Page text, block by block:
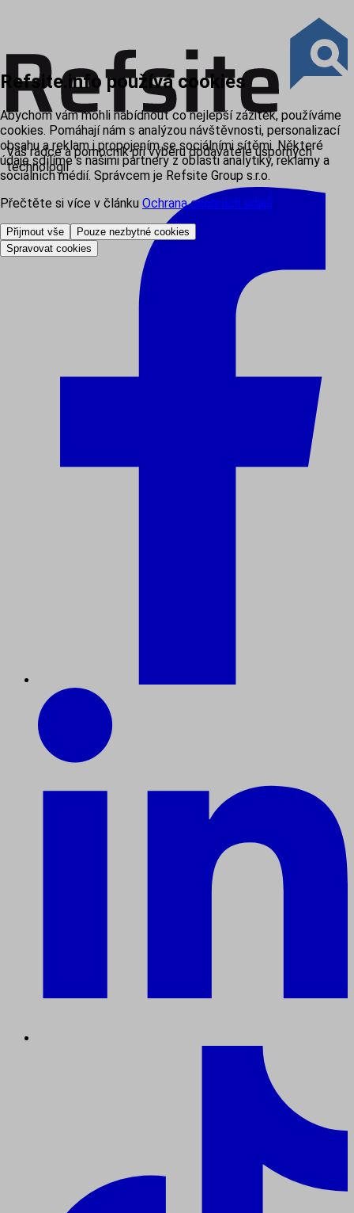
Váš rádce a pomocník při výběru dodavatele úsporných
technologií
Refsite.info používá cookies
Abychom vám mohli nabídnout co nejlepší zážitek, používáme
cookies. Pomáhají nám s analýzou návštěvnosti, personalizací
obsahu a reklam i propojením se sociálními sítěmi. Některé
údaje sdílíme s našimi partnery z oblasti analytiky, reklamy a
sociálních médií. Správcem je Refsite Group s.r.o.
Přečtěte si více v článku Ochrana osobních údajů.
Přijmout vše
Pouze nezbytné cookies
Spravovat cookies